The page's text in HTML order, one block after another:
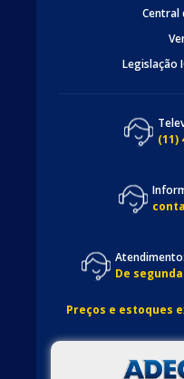
Central
Legislação
(11)
Atendimento:
De
Preços e estoques